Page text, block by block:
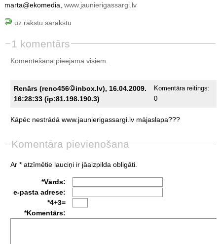
marta@ekomedia, www.jaunierigassargi.lv
uz rakstu sarakstu
1 komentārs
Komentēšana pieejama visiem.
Renārs (reno456
inbox.lv), 16.04.2009.
16:28:33 (ip:81.198.190.3)
Komentāra reitings:
0
Kāpēc nestrādā www.jaunierigassargi.lv mājaslapa???
Komentāra pievienošana
Ar * atzīmētie lauciņi ir jāaizpilda obligāti.
*Vārds:
e-pasta adrese:
*4+3=
*Komentārs: